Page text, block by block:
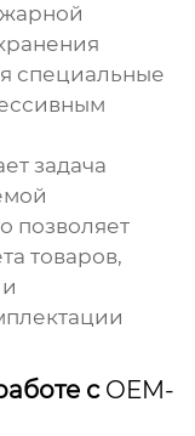
специальные
задача
позволяет
товаров,
с OEM-